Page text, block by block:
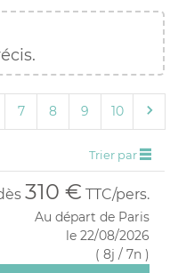
7 8 9 10
Trier par
310 € TTC/pers.
Au départ de Paris
le 22/08/2026
( 8j / 7n )